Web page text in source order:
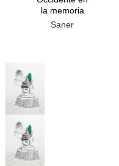
la memoria
Saner
GRATIS